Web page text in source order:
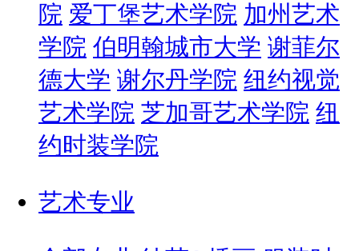
院 爱丁堡艺术学院 加州艺术
学院 伯明翰城市大学 谢菲尔
德大学 谢尔丹学院 纽约视觉
艺术学院 芝加哥艺术学院 纽
约时装学院
艺术专业